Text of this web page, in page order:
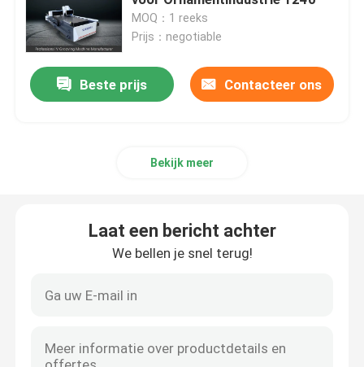
Horizontale V-Snijmachine
V de Machine van de Groefsnijder
CNC V Snijmachine
V Inlassende Machine
V Groefmachine voor Metaal
MOQ：1 reeks
Prijs：negotiable
Beste prijs Contacteer ons
Bekijk meer
Laat een bericht achter
We bellen je snel terug!